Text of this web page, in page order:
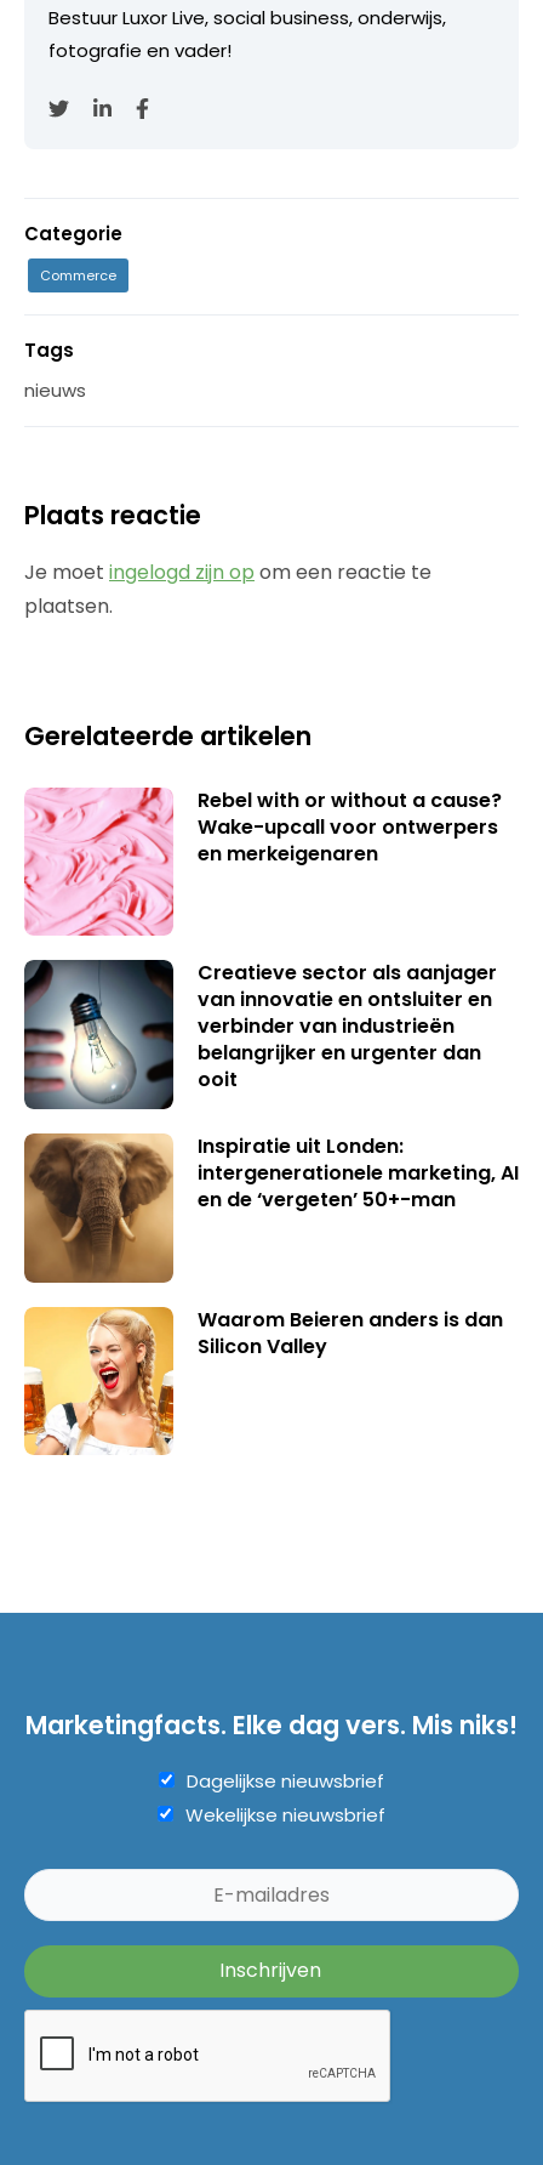
Bestuur Luxor Live, social business, onderwijs,
fotografie en vader!
Categorie
Commerce
Tags
nieuws
Plaats reactie
Je moet ingelogd zijn op om een reactie te
plaatsen.
Gerelateerde artikelen
Rebel with or without a cause?
Wake-upcall voor ontwerpers
en merkeigenaren
Creatieve sector als aanjager
van innovatie en ontsluiter en
verbinder van industrieën
belangrijker en urgenter dan
ooit
Inspiratie uit Londen:
intergenerationele marketing, AI
en de ‘vergeten’ 50+-man
Waarom Beieren anders is dan
Silicon Valley
Marketingfacts. Elke dag vers. Mis niks!
Dagelijkse nieuwsbrief
Wekelijkse nieuwsbrief